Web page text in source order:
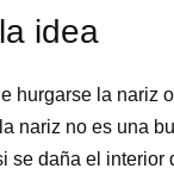
idea
hurgarse la nariz
nariz no es una
se daña el interior